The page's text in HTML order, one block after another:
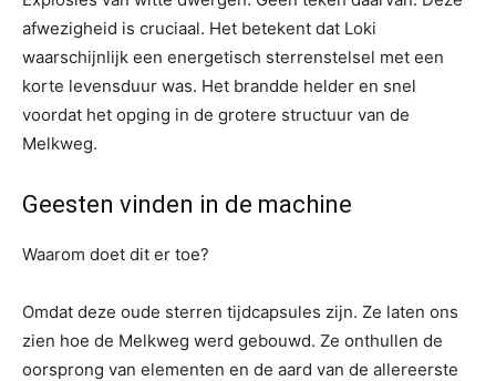
afwezigheid is cruciaal. Het betekent dat Loki
waarschijnlijk een energetisch sterrenstelsel met een
korte levensduur was. Het brandde helder en snel
voordat het opging in de grotere structuur van de
Melkweg.
Geesten vinden in de machine
Waarom doet dit er toe?
Omdat deze oude sterren tijdcapsules zijn. Ze laten ons
zien hoe de Melkweg werd gebouwd. Ze onthullen de
oorsprong van elementen en de aard van de allereerste